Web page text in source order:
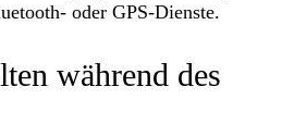
oder GPS-Dienste.
während des